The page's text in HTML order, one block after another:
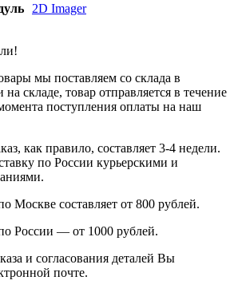
2D Imager
мы поставляем со склада в
складе, товар отправляется в течение
поступления оплаты на наш
как правило, составляет 3-4 недели.
по России курьерскими и
Москве составляет от 800 рублей.
России — от 1000 рублей.
и согласования деталей Вы
почте.